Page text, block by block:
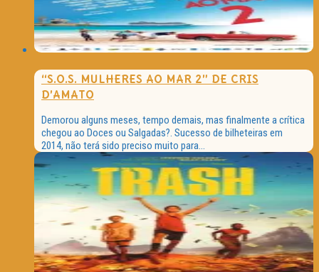
“S.O.S. MULHERES AO MAR 2” DE CRIS
D’AMATO
Demorou alguns meses, tempo demais, mas finalmente a crítica
chegou ao Doces ou Salgadas?. Sucesso de bilheteiras em
2014, não terá sido preciso muito para...